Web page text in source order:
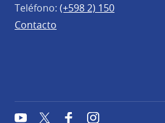
Teléfono: (+598 2) 150
Contacto
YouTube Twitter FacebookInstagram